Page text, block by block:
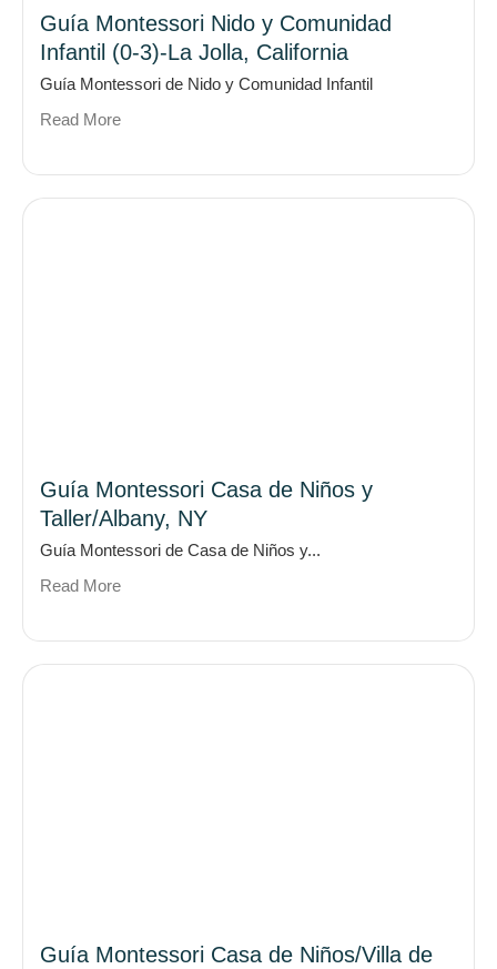
Guía Montessori Nido y Comunidad
Infantil (0-3)-La Jolla, California
Guía Montessori de Nido y Comunidad Infantil
Read More
Guía Montessori Casa de Niños y
Taller/Albany, NY
Guía Montessori de Casa de Niños y...
Read More
Guía Montessori Casa de Niños/Villa de